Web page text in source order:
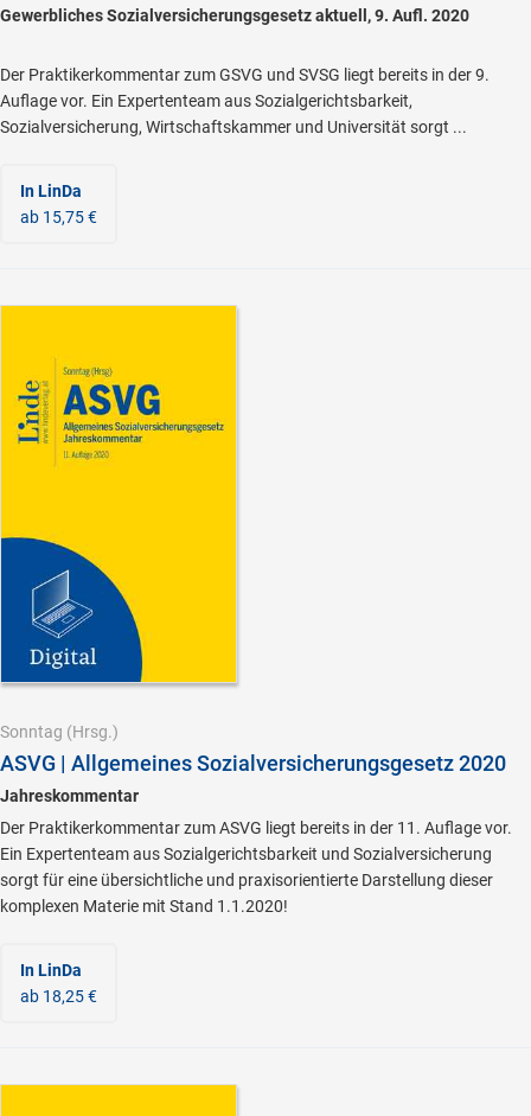
Gewerbliches Sozialversicherungsgesetz aktuell, 9. Aufl. 2020
Der Praktikerkommentar zum GSVG und SVSG liegt bereits in der 9.
Auflage vor. Ein Expertenteam aus Sozialgerichtsbarkeit,
Sozialversicherung, Wirtschaftskammer und Universität sorgt ...
In LinDa
ab 15,75 €
Sonntag (Hrsg.)
ASVG | Allgemeines Sozialversicherungsgesetz 2020
Jahreskommentar
Der Praktikerkommentar zum ASVG liegt bereits in der 11. Auflage vor.
Ein Expertenteam aus Sozialgerichtsbarkeit und Sozialversicherung
sorgt für eine übersichtliche und praxisorientierte Darstellung dieser
komplexen Materie mit Stand 1.1.2020!
In LinDa
ab 18,25 €